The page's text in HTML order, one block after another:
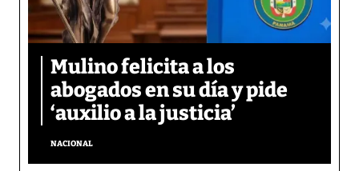
Mulino felicita a los
abogados en su día y pide
‘auxilio a la justicia’
NACIONAL